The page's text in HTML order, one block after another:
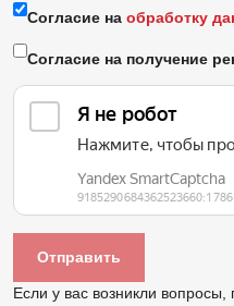
Согласие на обработку
Согласие на получение
Если у вас возникли вопросы,